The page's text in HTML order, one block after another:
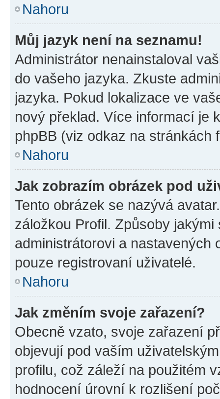
Nahoru
Můj jazyk není na seznamu!
Administrátor nenainstaloval
do vašeho jazyka. Zkuste
jazyka. Pokud lokalizace ve
nový překlad. Více informací je
phpBB (viz odkaz na stránkách
Nahoru
Jak zobrazím obrázek pod
Tento obrázek se nazývá
záložkou Profil. Způsoby
administrátorovi a nastavených
pouze registrovaní uživatelé.
Nahoru
Jak změním svoje zařazení?
Obecně vzato, svoje zařazení
objevují pod vaším
profilu, což záleží na použitém
hodnocení úrovní k rozlišení